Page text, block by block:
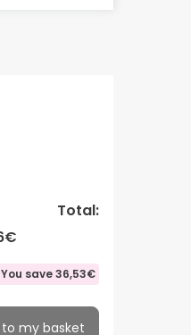
Total:
You save36,53€
to my basket